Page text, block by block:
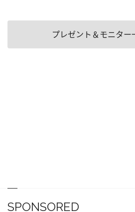
プレゼント＆モニター
SPONSORED